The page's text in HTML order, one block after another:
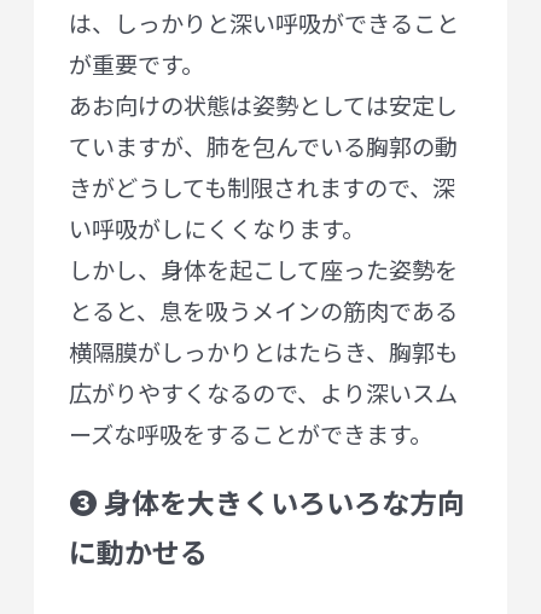
は、しっかりと深い呼吸ができること
が重要です。
あお向けの状態は姿勢としては安定し
ていますが、肺を包んでいる胸郭の動
きがどうしても制限されますので、深
い呼吸がしにくくなります。
しかし、身体を起こして座った姿勢を
とると、息を吸うメインの筋肉である
横隔膜がしっかりとはたらき、胸郭も
広がりやすくなるので、より深いスム
ーズな呼吸をすることができます。
❸ 身体を大きくいろいろな方向
に動かせる